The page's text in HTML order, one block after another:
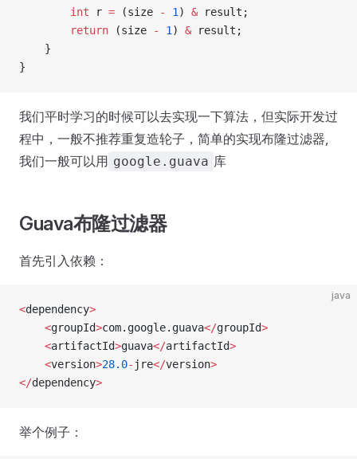
        int
r = (size - 1) & result;
        return
(size - 1) & result;
    }
}
我们平时学习的时候可以去实现一下算法，但实际开发过
程中，一般不推荐重复造轮子，简单的实现布隆过滤器,
我们一般可以用 google.guava 库
Guava布隆过滤器
首先引入依赖：
java
<dependency>
    <
groupId>com.google.guava</groupId>
    <
artifactId>guava</artifactId>
    <
version>28.0- jre</version>
</dependency>
举个例子：